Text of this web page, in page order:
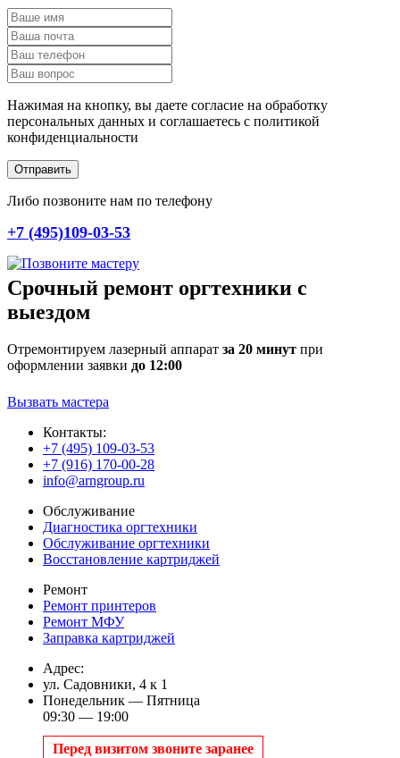
Нажимая на кнопку, вы даете согласие на обработку
персональных данных и соглашаетесь c политикой
конфиденциальности
Отправить
Либо позвоните нам по телефону
+7 (495)109-03-53
Срочный ремонт оргтехники с
выездом
Отремонтируем лазерный аппарат за 20 минут при
оформлении заявки до 12:00
Вызвать мастера
Контакты:
+7 (495) 109-03-53
+7 (916) 170-00-28
info@arngroup.ru
Обслуживание
Диагностика оргтехники
Обслуживание оргтехники
Восстановление картриджей
Ремонт
Ремонт принтеров
Ремонт МФУ
Заправка картриджей
Адрес:
ул. Садовники, 4 к 1
Понедельник — Пятница
09:30 — 19:00
Перед визитом звоните заранее